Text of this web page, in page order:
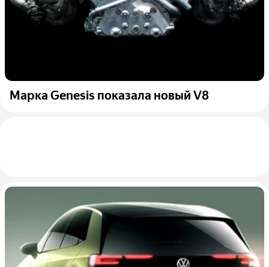
Марка Genesis показала новый V8